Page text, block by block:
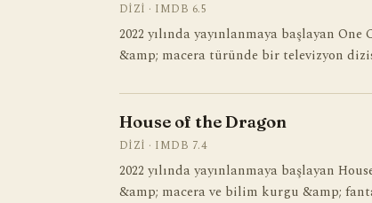
DIZI · IMDB 6.5
2022 yılında yayınlanmaya başlayan
&amp; macera türünde bir televizyon
House of the Dragon
DIZI · IMDB 7.4
2022 yılında yayınlanmaya başlayan
&amp; macera ve bilim kurgu &amp;